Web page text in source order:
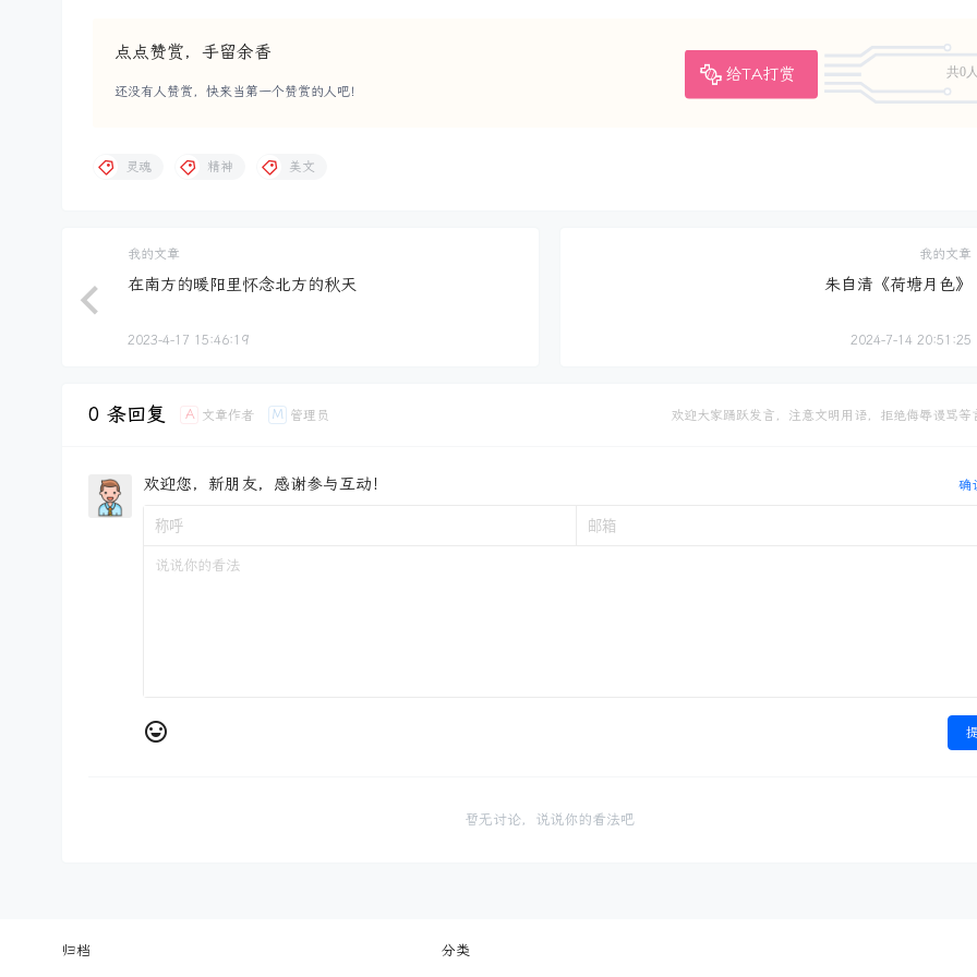
点点赞赏，手留余香
给TA打赏
共0人
还没有人赞赏，快来当第一个赞赏的人吧！
灵魂 精神 美文
我的文章
在南方的暖阳里怀念北方的秋天
2023-4-17 15:46:19
我的文章
朱自清《荷塘月色》
2024-7-14 20:51:25
0 条回复 A 文章作者 M 管理员 欢迎大家踊跃发言，注意文明用语，拒绝侮辱谩骂等
欢迎您，新朋友，感谢参与互动！ 确
暂无讨论，说说你的看法吧
归档 分类